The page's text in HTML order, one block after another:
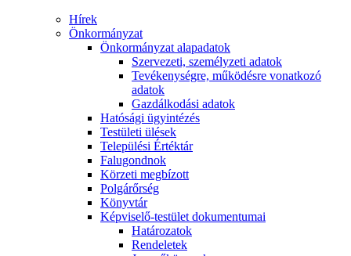
Hírek
Önkormányzat
Önkormányzat alapadatok
Szervezeti, személyzeti adatok
Tevékenységre, működésre vonatkozó
adatok
Gazdálkodási adatok
Hatósági ügyintézés
Testületi ülések
Települési Értéktár
Falugondnok
Körzeti megbízott
Polgárőrség
Könyvtár
Képviselő-testület dokumentumai
Határozatok
Rendeletek